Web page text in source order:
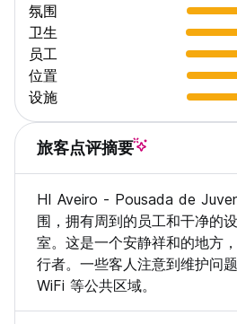
氛围
卫生
员工
位置
设施
旅客点评摘要
HI Aveiro - Pousada de
围，拥有周到的员工和干净的
室。这是一个安静祥和的地方
行者。一些客人注意到维护问
WiFi 等公共区域。